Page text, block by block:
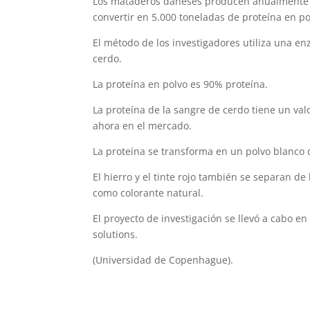
convertir en 5.000 toneladas de proteína en
El método de los investigadores utiliza una
cerdo.
La proteína en polvo es 90% proteína.
La proteína de la sangre de cerdo tiene un
ahora en el mercado.
La proteína se transforma en un polvo
El hierro y el tinte rojo también se separan
como colorante natural.
El proyecto de investigación se llevó a cabo
solutions.
(Universidad de Copenhague).